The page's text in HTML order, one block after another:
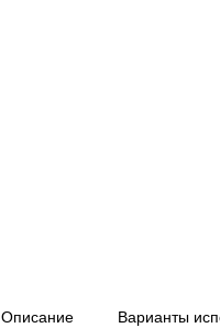
Описание Варианты